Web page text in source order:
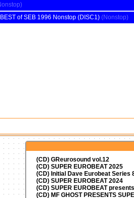
BEST of SEB 1996 Nonstop (DISC1)
(CD) GReurosound vol.12
(CD) SUPER EUROBEAT 2025
(CD) Initial Dave Eurobeat Series
(CD) SUPER EUROBEAT 2024
(CD)SUPER EUROBEAT
(CD) MF GHOST PRESENTS